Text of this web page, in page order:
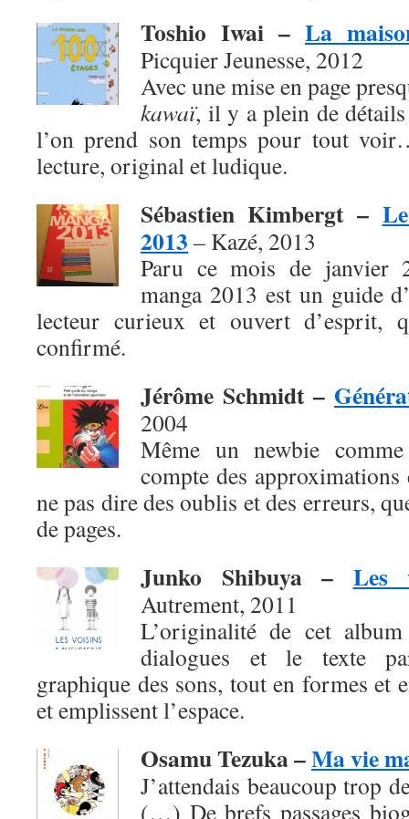
Toshio Iwai – La
Picquier Jeunesse, 2012
Avec une mise en page
kawaï, il y a plein de
l’on prend son temps pour tout
lecture, original et ludique.
Sébastien Kimbergt –
2013 – Kazé, 2013
Paru ce mois de janvier
manga 2013 est un guide
lecteur curieux et ouvert d’esprit,
confirmé.
Jérôme Schmidt –
2004
Même un newbie
compte des
ne pas dire des oublis et des erreurs,
de pages.
Junko Shibuya– Les
Autrement, 2011
L’originalité de cet
dialogues et le texte
graphique des sons, tout en formes et
et emplissent l’espace.
Osamu Tezuka –Ma vie
J’attendais beaucoup trop
(…) De brefs passages